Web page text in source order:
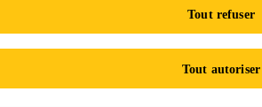
il faut complètement le retirer,
Tout refuser
Tout autoriser